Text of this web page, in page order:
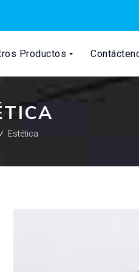
Productos
Estética